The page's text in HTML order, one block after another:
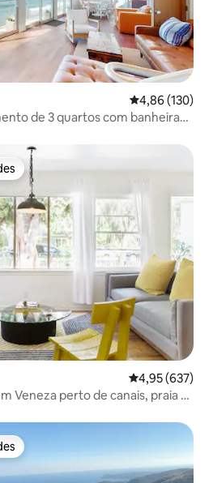
4,86 de uma
4,86 (130)
de 3 quartos com banheira
dos hóspedes
4,95 de uma
4,95 (637)
Veneza perto de canais, praia e
dos hóspedes